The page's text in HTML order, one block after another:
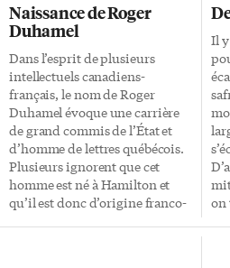
Naissance de Roger
Duhamel
Dans l’esprit de plusieurs
intellectuels canadiens-
français, le nom de Roger
Duhamel évoque une carrière
de grand commis de l’État et
d’homme de lettres québécois.
Plusieurs ignorent que cet
homme est né à Hamilton et
qu’il est donc d’origine franco-
Il
on